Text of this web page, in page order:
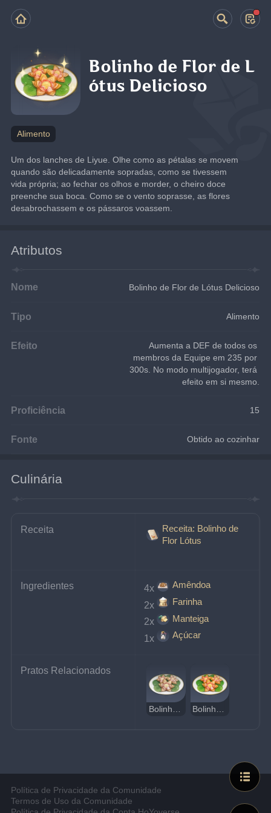
Bolinho de Flor de L
ótus Delicioso
Alimento
Um dos lanches de Liyue. Olhe como as pétalas se movem
quando são delicadamente sopradas, como se tivessem
vida própria; ao fechar os olhos e morder, o cheiro doce
preenche sua boca. Como se o vento soprasse, as flores
desabrochassem e os pássaros voassem.
Atributos
Nome Bolinho de Flor de Lótus Delicioso
Tipo Alimento
Efeito
Aumenta a DEF de todos os
membros da Equipe em 235 por
300s. No modo multijogador, terá
efeito em si mesmo.
Proficiência 15
Fonte Obtido ao cozinhar
Culinária
Receita
Receita: Bolinho de
Flor Lótus
Ingredientes 4x
Amêndoa
2x
Farinha
2x
Manteiga
1x
Açúcar
Pratos Relacionados
Política de Privacidade da Comunidade
Termos de Uso da Comunidade